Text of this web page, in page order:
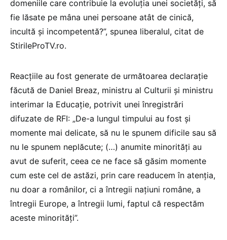
domeniile care contribuie la evoluția unei societăți, să
fie lăsate pe mâna unei persoane atât de cinică,
incultă și incompetentă?”, spunea liberalul, citat de
StirileProTV.ro.
Reacțiile au fost generate de următoarea declarație
făcută de Daniel Breaz, ministru al Culturii și ministru
interimar la Educație, potrivit unei înregistrări
difuzate de RFI: „De-a lungul timpului au fost și
momente mai delicate, să nu le spunem dificile sau să
nu le spunem neplăcute; (…) anumite minorități au
avut de suferit, ceea ce ne face să găsim momente
cum este cel de astăzi, prin care readucem în atenţia,
nu doar a românilor, ci a întregii națiuni române, a
întregii Europe, a întregii lumi, faptul că respectăm
aceste minorități”.